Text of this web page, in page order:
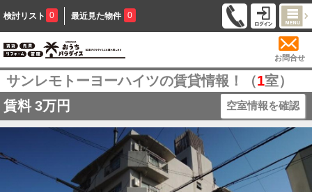
検討リスト 0 最近見た物件 0
お問合せ
サンレモトーヨーハイツの賃貸情報！（1室）
賃料 3万円 空室情報を確認